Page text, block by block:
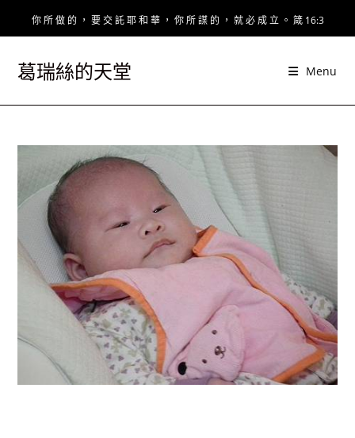
你 所 做 的 ， 要 交 託 耶 和 華 ， 你 所 謀 的 ， 就 必 成 立 。 箴 16:3
葛瑞絲的天堂 Menu